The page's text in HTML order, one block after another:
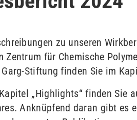
zu unseren
Zentrum für Chemische
Garg-Stiftung finden Sie im
„Highlights“ finden Sie
Anknüpfend daran gibt es